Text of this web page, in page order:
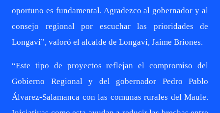
oportuno es fundamental. Agradezco al gobernador y al
consejo regional por escuchar las prioridades de
Longaví”, valoró el alcalde de Longaví, Jaime Briones.
“Este tipo de proyectos reflejan el compromiso del
Gobierno Regional y del gobernador Pedro Pablo
Álvarez-Salamanca con las comunas rurales del Maule.